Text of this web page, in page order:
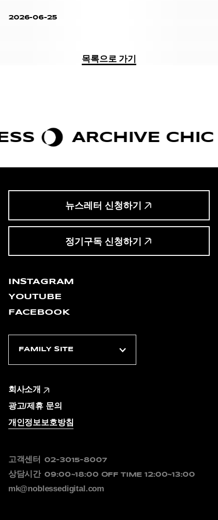
2026-06-25
목록으로 가기
ARCHIVE CHIC
뉴스레터 신청하기
정기구독 신청하기
INSTAGRAM
YOUTUBE
FACEBOOK
회사소개
광고/제휴 문의
개인정보보호방침
고객센터 02-3015-8007
상담시간 09:00~18:00 OFF TIME 12:00~13:00
mk@noblessedigital.com